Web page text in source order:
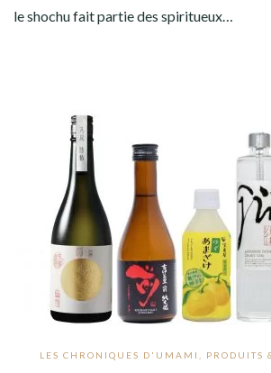
le shochu fait partie des spiritueux…
LES CHRONIQUES D'UMAMI PRODUITS